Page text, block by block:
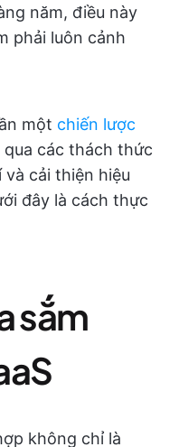
năm, điều này
phải luôn cảnh
một chiến lược
các thách thức
cải thiện hiệu
đây là cách thực
sắm
không chỉ là